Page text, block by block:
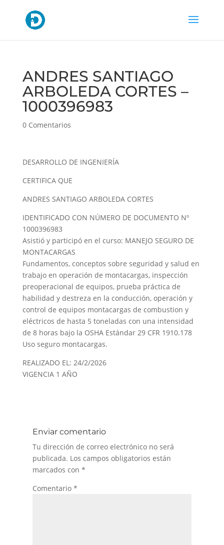
ANDRES SANTIAGO
ARBOLEDA CORTES –
1000396983
0 Comentarios
DESARROLLO DE INGENIERÍA
CERTIFICA QUE
ANDRES SANTIAGO ARBOLEDA CORTES
IDENTIFICADO CON NÚMERO DE DOCUMENTO Nº
1000396983
Asistió y participó en el curso: MANEJO SEGURO DE
MONTACARGAS
Fundamentos, conceptos sobre seguridad y salud en
trabajo en operación de montacargas, inspección
preoperacional de equipos, prueba práctica de
habilidad y destreza en la conducción, operación y
control de equipos montacargas de combustion y
eléctricos de hasta 5 toneladas con una intensidad
de 8 horas bajo la OSHA Estándar 29 CFR 1910.178
Uso seguro montacargas.
REALIZADO EL: 24/2/2026
VIGENCIA 1 AÑO
Enviar comentario
Tu dirección de correo electrónico no será
publicada. Los campos obligatorios están
marcados con *
Comentario *